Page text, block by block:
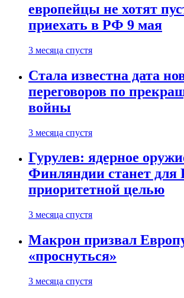
европейцы не хотят
приехать в РФ 9 мая
3 месяца спустя
Стала известна дата
переговоров по
войны
3 месяца спустя
Гурулев: ядерное
Финляндии станет для
приоритетной целью
3 месяца спустя
Макрон призвал
«проснуться»
3 месяца спустя